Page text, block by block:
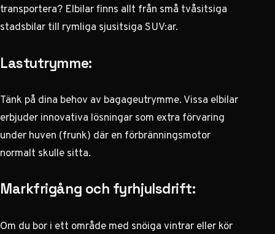
transportera? Elbilar finns allt från små tvåsitsiga
stadsbilar till rymliga sjusitsiga SUV:ar.
Lastutrymme:
Tänk på dina behov av bagageutrymme. Vissa elbilar
erbjuder innovativa lösningar som extra förvaring
under huven (frunk) där en förbränningsmotor
normalt skulle sitta.
Markfrigång och fyrhjulsdrift:
Om du bor i ett område med snöiga vintrar eller kör